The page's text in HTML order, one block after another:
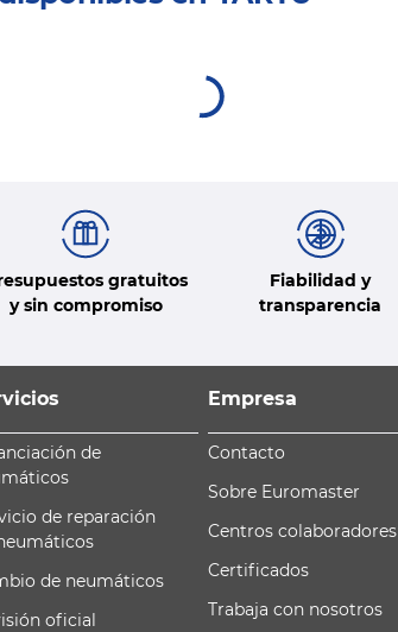
gratuitos
y sin compromiso
Fiabilidad y
transparencia
de
de reparación
de neumáticos
oficial
Empresa
Contacto
Sobre Euromaster
Centros colaboradores
Certificados
Trabaja con nosotros